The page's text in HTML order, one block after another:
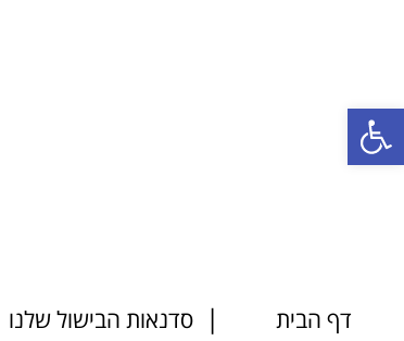
פתח סרגל נגישות
דף הבית סדנאות הבישול שלנו